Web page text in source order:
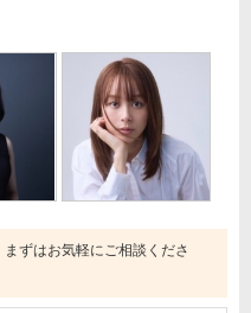
ずはお気軽にご相談くださ